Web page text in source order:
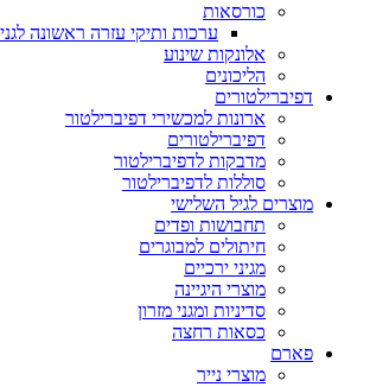
כורסאות
ערכות ותיקי עזרה ראשונה
אלונקות שינוע
הליכונים
דפיברילטורים
ארונות למכשירי דפיברילטור
דפיברילטורים
מדבקות לדפיברילטור
סוללות לדפיברילטור
מוצרים לגיל השלישי
תחבושות ופדים
חיתולים למבוגרים
מגיני ירכיים
מוצרי היגיינה
סדיניות ומגני מזרון
כסאות רחצה
פארם
מוצרי נייר